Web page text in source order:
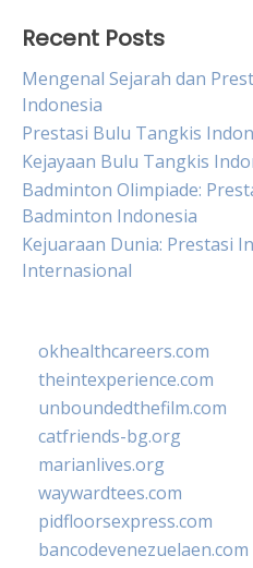
Recent Posts
Mengenal Sejarah dan
Indonesia
Prestasi Bulu Tangkis
Kejayaan Bulu Tangkis
Badminton Olimpiade:
Badminton Indonesia
Kejuaraan Dunia: Prestasi
Internasional
okhealthcareers.com
theintexperience.com
unboundedthefilm.com
catfriends-bg.org
marianlives.org
waywardtees.com
pidfloorsexpress.com
bancodevenezuelaen.com